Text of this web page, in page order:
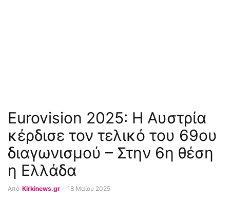
Eurovision 2025: Η Αυστρία
κέρδισε τον τελικό του 69ου
διαγωνισμού – Στην 6η θέση
η Ελλάδα
Από Kirkinews.gr - 18 Μαΐου 2025